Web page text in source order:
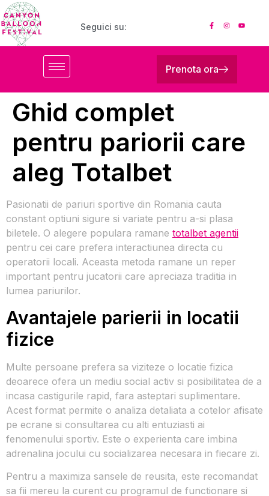
Seguici su:
Prenota ora
Ghid complet
pentru pariorii care
aleg Totalbet
Pasionatii de pariuri sportive din Romania cauta
constant optiuni sigure si variate pentru a-si plasa
biletele. O alegere populara ramane totalbet agentii
pentru cei care prefera interactiunea directa cu
operatorii locali. Aceasta metoda ramane un reper
important pentru jucatorii care apreciaza traditia in
lumea pariurilor.
Avantajele parierii in locatii
fizice
Multe persoane prefera sa viziteze o locatie fizica
deoarece ofera un mediu social activ si posibilitatea de a
incasa castigurile rapid, fara asteptari suplimentare.
Acest format permite o analiza detaliata a cotelor afisate
pe ecrane si consultarea cu alti entuziasti ai
fenomenului sportiv. Este o experienta care imbina
adrenalina jocului cu socializarea necesara in fiecare zi.
Pentru a maximiza sansele de reusita, este recomandat
sa fii mereu la curent cu programul de functionare si